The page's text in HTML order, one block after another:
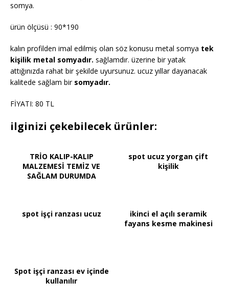
somya.
ürün ölçüsü : 90*190
kalın profilden imal edilmiş olan söz konusu metal somya tek
kişilik metal somyadır. sağlamdır. üzerine bir yatak
attığınızda rahat bir şekilde uyursunuz. ucuz yıllar dayanacak
kalitede sağlam bir somyadır.
FİYATI: 80 TL
ilginizi çekebilecek ürünler:
TRİO KALIP-KALIP
MALZEMESİ TEMİZ VE
SAĞLAM DURUMDA
spot ucuz yorgan çift
kişilik
spot işçi ranzası ucuz
ikinci el açılı seramik
fayans kesme makinesi
Spot işçi ranzası ev içinde
kullanılır